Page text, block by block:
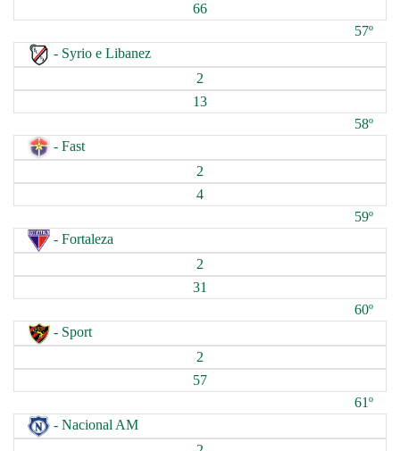
66
57º
- Syrio e Libanez
2
13
58º
- Fast
2
4
59º
- Fortaleza
2
31
60º
- Sport
2
57
61º
- Nacional AM